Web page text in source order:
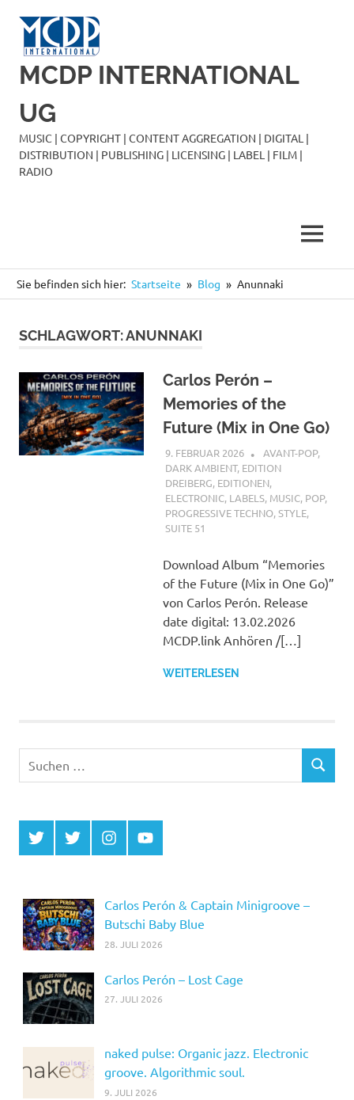
Inhalt
springen
MCDP INTERNATIONAL
UG
MUSIC | COPYRIGHT | CONTENT AGGREGATION | DIGITAL |
DISTRIBUTION | PUBLISHING | LICENSING | LABEL | FILM |
RADIO
MENÜ
Sie befinden sich hier: Startseite Blog Anunnaki
SCHLAGWORT:ANUNNAKI
Carlos Perón –
Memories of the
Future (Mix in One Go)
9. FEBRUAR 2026 STEFANBRAUN
AVANT-POP,
DARK AMBIENT, EDITION
DREIBERG, EDITIONEN,
ELECTRONIC, LABELS, MUSIC, POP,
PROGRESSIVE TECHNO,STYLE,
SUITE 51
Download Album “Memories
of the Future (Mix in One Go)”
von Carlos Perón. Release
date digital: 13.02.2026
MCDP.link Anhören /[…]
WEITERLESEN
Suchen
SUCHEN
Twitter
MCDP
Twitter
Musicradiostation
InstagramYouTube
Carlos Perón & Captain Minigroove –
Butschi Baby Blue
28. JULI 2026
Carlos Perón – Lost Cage
27. JULI 2026
naked pulse: Organic jazz. Electronic
groove. Algorithmic soul.
9. JULI 2026